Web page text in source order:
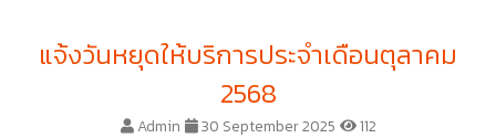
แจ้งวันหยุดให้บริการประจำเดือนตุลาคม
2568
Admin 30 September 2025 112